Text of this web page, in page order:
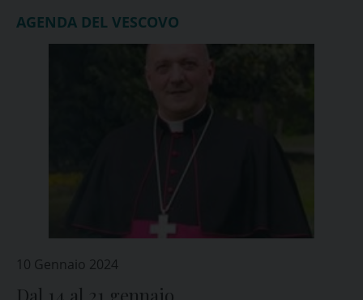
AGENDA DEL VESCOVO
10 Gennaio 2024
Dal 14 al 21 gennaio